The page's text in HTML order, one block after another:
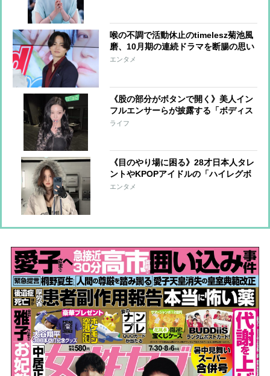
喉の不調で活動休止のtimelesz菊池風
磨、10月期の連続ドラマを断腸の思い
で降板 代役オファーを二つ返事で引
エンタメ
《股の部分がボタンで開く》美人イン
フルエンサーらが披露する「ボディス
ーツ」が体型論争に「今夏日本でも流
ライフ
《目のやり場に困る》28才日本人タレ
ントやKPOPアイドルの「ハイレグボ
ディスーツ」に賛否、実は「性的な意
エンタメ